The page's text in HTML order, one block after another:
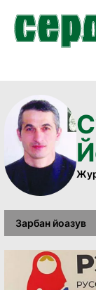
Зарбан йоазув